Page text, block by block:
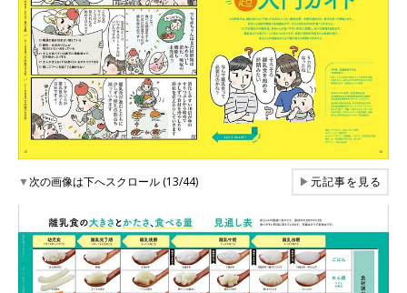
▼次の画像は下へスクロール (13/44) ▶元記事を見る